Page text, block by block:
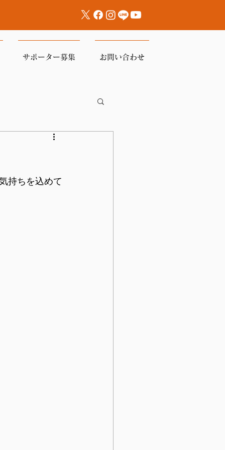
サポーター募集 お問い合わせ
持ちを込めて